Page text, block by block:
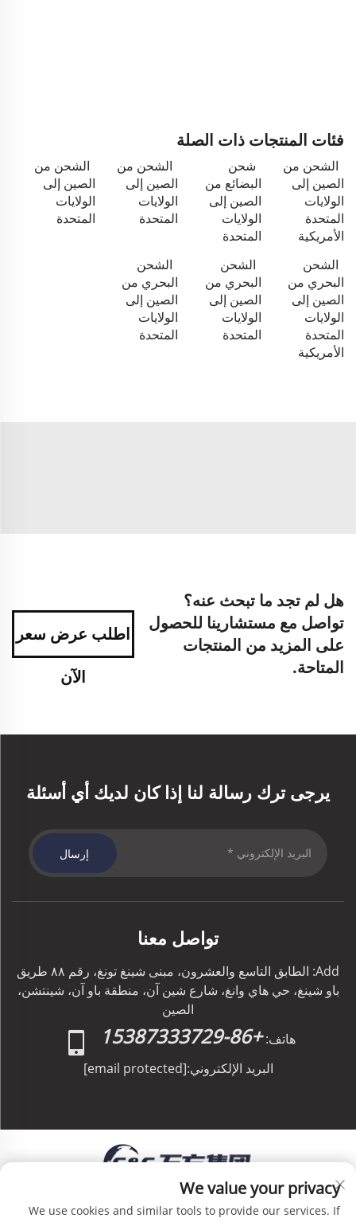
فئات المنتجات ذات الصلة
الشحن من
الصين إلى
الولايات
المتحدة
الأمريكية
شحن
البضائع من
الصين إلى
الولايات
المتحدة
الشحن من
الصين إلى
الولايات
المتحدة
الشحن من
الصين إلى
الولايات
المتحدة
الشحن
البحري من
الصين إلى
الولايات
المتحدة
الأمريكية
الشحن
البحري من
الصين إلى
الولايات
المتحدة
الشحن
البحري من
الصين إلى
الولايات
المتحدة
هل لم تجد ما تبحث عنه؟
تواصل مع مستشارينا للحصول
على المزيد من المنتجات
المتاحة.
اطلب عرض سعر
الآن
يرجى ترك رسالة لنا إذا كان لديك أي أسئلة
إرسال
تواصل معنا
Add: الطابق التاسع والعشرون، مبنى شينغ تونغ، رقم ٨٨ طريق
باو شينغ، حي هاي وانغ، شارع شين آن، منطقة باو آن، شينتشن،
الصين
هاتف: +86-15387333729
البريد الإلكتروني:[email protected]
حقوق الطبع والنشر © C&C GLOBAL Logistics Co.,
We value your privacy
We use cookies and similar tools to provide our services. If